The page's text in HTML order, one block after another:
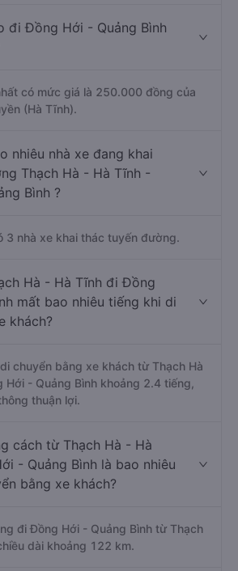
đi Đồng Hới - Quảng Bình
có mức giá là 250.000 đồng của
(Hà Tĩnh).
nhiêu nhà xe đang khai
Thạch Hà - Hà Tĩnh -
Bình ?
3 nhà xe khai thác tuyến đường.
Hà - Hà Tĩnh đi Đồng
mất bao nhiêu tiếng khi di
khách?
chuyển bằng xe khách từ Thạch Hà
- Quảng Bình khoảng 2.4 tiếng,
thuận lợi.
cách từ Thạch Hà - Hà
- Quảng Bình là bao nhiêu
bằng xe khách?
đi Đồng Hới - Quảng Bình từ Thạch
dài khoảng 122 km.